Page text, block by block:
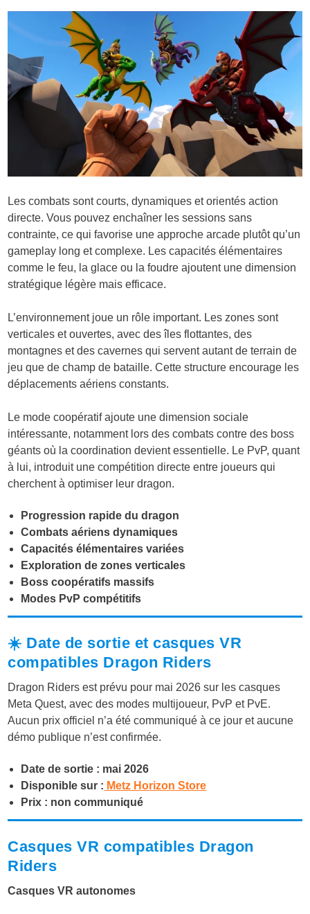
Les combats sont courts, dynamiques et orientés action
directe. Vous pouvez enchaîner les sessions sans
contrainte, ce qui favorise une approche arcade plutôt qu’un
gameplay long et complexe. Les capacités élémentaires
comme le feu, la glace ou la foudre ajoutent une dimension
stratégique légère mais efficace.
L’environnement joue un rôle important. Les zones sont
verticales et ouvertes, avec des îles flottantes, des
montagnes et des cavernes qui servent autant de terrain de
jeu que de champ de bataille. Cette structure encourage les
déplacements aériens constants.
Le mode coopératif ajoute une dimension sociale
intéressante, notamment lors des combats contre des boss
géants où la coordination devient essentielle. Le PvP, quant
à lui, introduit une compétition directe entre joueurs qui
cherchent à optimiser leur dragon.
Progression rapide du dragon
Combats aériens dynamiques
Capacités élémentaires variées
Exploration de zones verticales
Boss coopératifs massifs
Modes PvP compétitifs
☀️ Date de sortie et casques VR
compatibles Dragon Riders
Dragon Riders est prévu pour mai 2026 sur les casques
Meta Quest, avec des modes multijoueur, PvP et PvE.
Aucun prix officiel n’a été communiqué à ce jour et aucune
démo publique n’est confirmée.
Date de sortie : mai 2026
Disponible sur : Metz Horizon Store
Prix : non communiqué
Casques VR compatibles Dragon
Riders
Casques VR autonomes